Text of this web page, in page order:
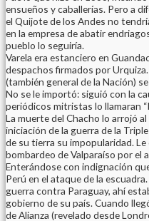
ensueños y caballerías. Pero a
el Quijote de los Andes no
en la empresa de abatir
pueblo lo seguiría.
Varela era estanciero en
despachos firmados por
(también general de la Nación)
No se le importó: siguió con la
periódicos mitristas lo llamaran
La muerte del Chacho lo arrojó
iniciación de la guerra de la
de su tierra su impopularidad.
bombardeo de Valparaíso por el
Enterándose con indignación
Perú en el ataque de la
guerra contra Paraguay, ahí
gobierno de su país. Cuando
de Alianza (revelado desde